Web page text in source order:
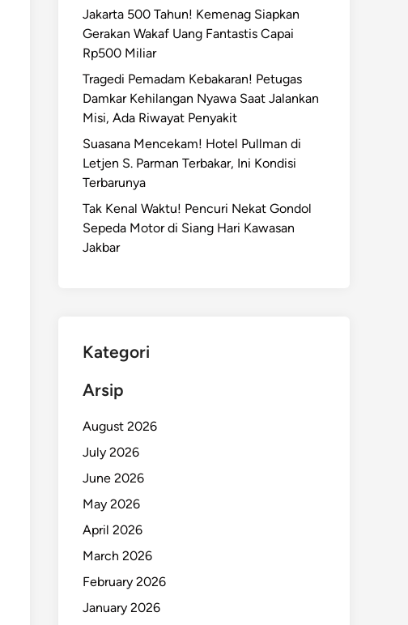
Jakarta 500 Tahun! Kemenag Siapkan
Gerakan Wakaf Uang Fantastis Capai
Rp500 Miliar
Tragedi Pemadam Kebakaran! Petugas
Damkar Kehilangan Nyawa Saat Jalankan
Misi, Ada Riwayat Penyakit
Suasana Mencekam! Hotel Pullman di
Letjen S. Parman Terbakar, Ini Kondisi
Terbarunya
Tak Kenal Waktu! Pencuri Nekat Gondol
Sepeda Motor di Siang Hari Kawasan
Jakbar
Kategori
Arsip
August 2026
July 2026
June 2026
May 2026
April 2026
March 2026
February 2026
January 2026